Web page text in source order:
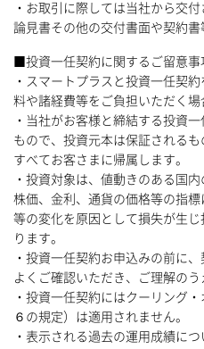
・お取引に際しては当社から交
論見書その他の交付書面や契約書
■投資一任契約に関するご留意事
・スマートプラスと投資一任契
料や諸経費等をご負担いただく場
・当社がお客様と締結する投資
もので、投資元本は保証される
すべてお客さまに帰属します。
・投資対象は、値動きのある国
株価、金利、通貨の価格等の指
等の変化を原因として損失が生
ります。
・投資一任契約お申込みの前に
よくご確認いただき、ご理解のう
・投資一任契約にはクーリング
６の規定）は適用されません。
・表示される過去の運用成績に